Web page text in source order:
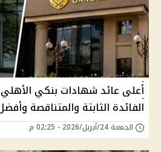
الفائدة الثابتة والمتناقصة
الجمعة 24/أبريل/2026 - 02:25 م